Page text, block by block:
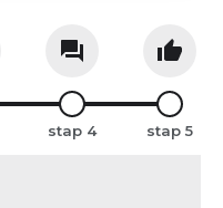
stap stap